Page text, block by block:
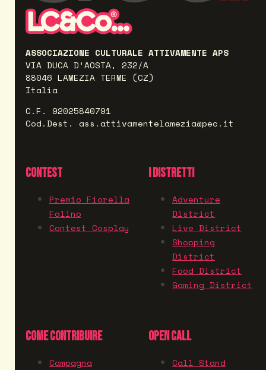
ASSOCIAZIONE CULTURALE ATTIVAMENTE APS
VIA DUCA D’AOSTA, 232/A
88046 LAMEZIA TERME (CZ)
Italia
C.F. 92025840791
Cod.Dest. ass.attivamentelamezia@pec.it
CONTEST
Premio Fiorella
Folino
Contest Cosplay
I DISTRETTI
Adventure
District
Live District
Shopping
District
Food District
Gaming District
COME CONTRIBUIRE
Campagna
OPEN CALL
Call Stand